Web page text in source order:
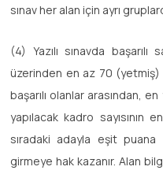
sınav her alan için ayrı
(4) Yazılı sınavda
üzerinden en az 70 (yetmiş)
başarılı olanlar arasından,
yapılacak kadro
sıradaki adayla eşit
girmeye hak kazanır. Alan